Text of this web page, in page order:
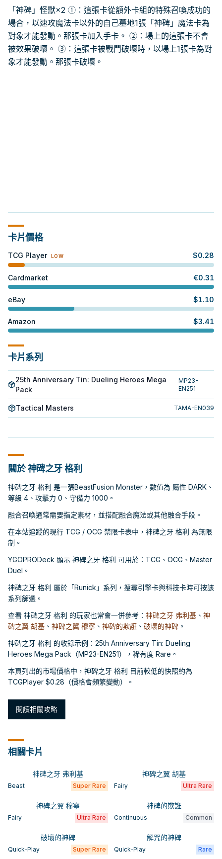
「神碑」怪獸×2 ①：這張卡從額外卡組的特殊召喚成功的
場合，以速攻魔法卡以外的自己墓地1張「神碑」魔法卡為
對象才能發動。那張卡加入手卡。 ②：場上的這張卡不會
被效果破壞。 ③：這張卡被戰鬥破壞時，以場上1張卡為對
象才能發動。那張卡破壞。
卡片價格
TCG Player LOW $0.28
Cardmarket €0.31
eBay $1.10
Amazon $3.41
卡片系列
25th Anniversary Tin: Dueling Heroes Mega
Pack
MP23-
EN251
Tactical Masters TAMA-EN039
關於 神碑之牙 格利
神碑之牙 格利 是一張BeastFusion Monster，數值為 屬性 DARK、
等級 4、攻擊力 0、守備力 1000。
融合召喚通常需要指定素材，並搭配融合魔法或其他融合手段。
在本站追蹤的現行 TCG / OCG 禁限卡表中，神碑之牙 格利 為無限
制。
YGOPRODeck 顯示 神碑之牙 格利 可用於：TCG、OCG、Master
Duel。
神碑之牙 格利 屬於「Runick」系列，搜尋引擎卡與科技卡時可按該
系列篩選。
查看 神碑之牙 格利 的玩家也常會一併參考： 神碑之牙 弗利基 、 神
碑之翼 胡基 、 神碑之翼 穆寧 、 神碑的欺誑 、 破壞的神碑 。
神碑之牙 格利 的收錄示例：25th Anniversary Tin: Dueling
Heroes Mega Pack（MP23-EN251），稀有度 Rare。
本頁列出的市場價格中，神碑之牙 格利 目前較低的快照約為
TCGPlayer $0.28（價格會頻繁變動）。
閱讀相關攻略
相關卡片
神碑之牙 弗利基
Beast Super Rare
神碑之翼 胡基
Fairy Ultra Rare
神碑之翼 穆寧
Fairy Ultra Rare
神碑的欺誑
Continuous Common
破壞的神碑
Quick-Play Super Rare
解咒的神碑
Quick-Play Rare